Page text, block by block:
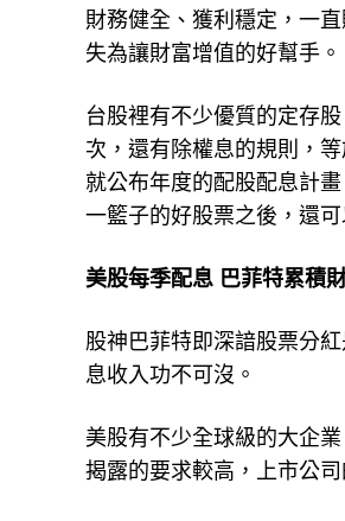
財務健全、獲利穩定，一
失為讓財富增值的好幫手。
台股裡有不少優質的定存
次，還有除權息的規則，
就公布年度的配股配息計
一籃子的好股票之後，還
美股每季配息 巴菲特累積
股神巴菲特即深諳股票分
息收入功不可沒。
美股有不少全球級的大企
揭露的要求較高，上市公